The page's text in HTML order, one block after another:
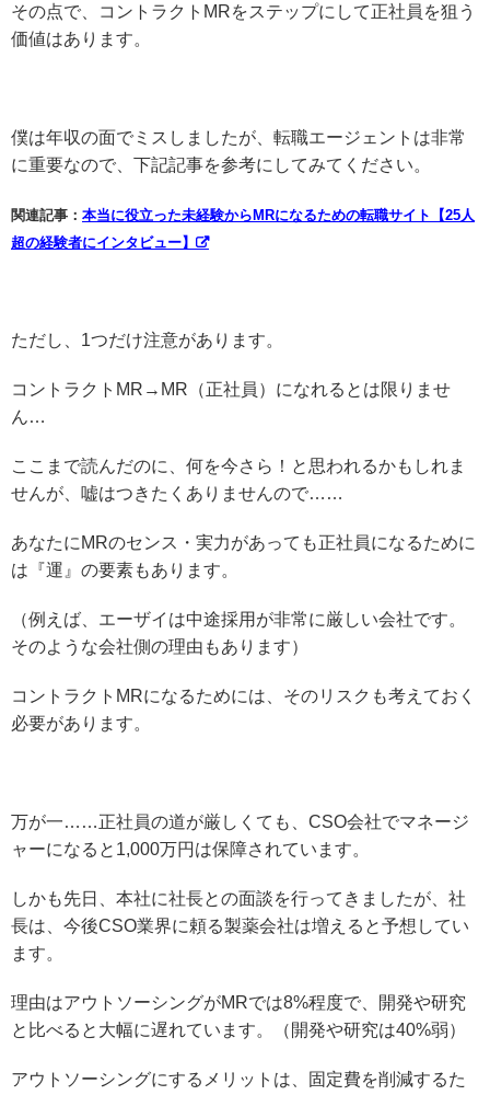
その点で、コントラクトMRをステップにして正社員を狙う
価値はあります。
僕は年収の面でミスしましたが、転職エージェントは非常
に重要なので、下記記事を参考にしてみてください。
関連記事： 本当に役立った未経験からMRになるための転職サイト【25人
超の経験者にインタビュー】
ただし、1つだけ注意があります。
コントラクトMR→MR（正社員）になれるとは限りませ
ん…
ここまで読んだのに、何を今さら！と思われるかもしれま
せんが、嘘はつきたくありませんので……
あなたにMRのセンス・実力があっても正社員になるために
は『運』の要素もあります。
（例えば、エーザイは中途採用が非常に厳しい会社です。
そのような会社側の理由もあります）
コントラクトMRになるためには、そのリスクも考えておく
必要があります。
万が一……正社員の道が厳しくても、CSO会社でマネージ
ャーになると1,000万円は保障されています。
しかも先日、本社に社長との面談を行ってきましたが、社
長は、今後CSO業界に頼る製薬会社は増えると予想してい
ます。
理由はアウトソーシングがMRでは8%程度で、開発や研究
と比べると大幅に遅れています。（開発や研究は40%弱）
アウトソーシングにするメリットは、固定費を削減するた